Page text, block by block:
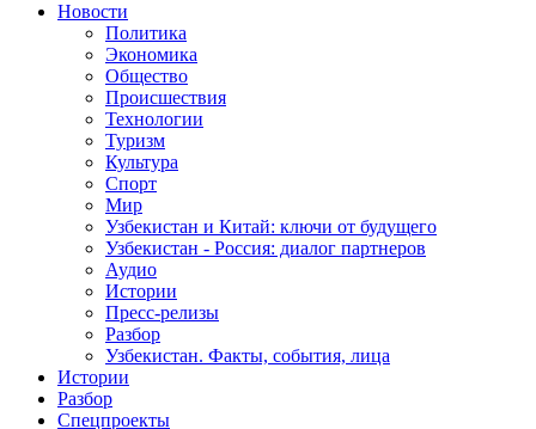
Новости
Политика
Экономика
Общество
Происшествия
Технологии
Туризм
Культура
Спорт
Мир
Узбекистан и Китай: ключи от будущего
Узбекистан - Россия: диалог партнеров
Аудио
Истории
Пресс-релизы
Разбор
Узбекистан. Факты, события, лица
Истории
Разбор
Спецпроекты